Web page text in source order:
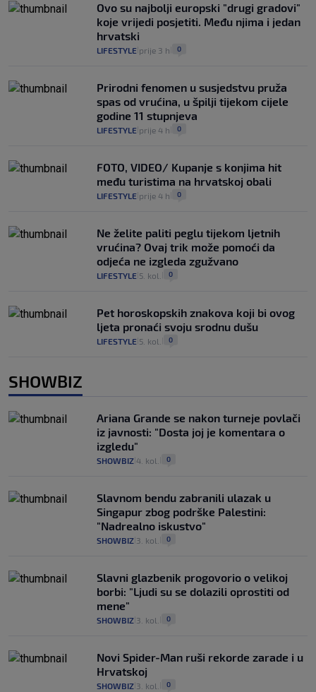
Ovo su najbolji europski "drugi gradovi"
koje vrijedi posjetiti. Među njima i jedan
hrvatski
LIFESTYLE prije 3 h 0
Prirodni fenomen u susjedstvu pruža
spas od vrućina, u špilji tijekom cijele
godine 11 stupnjeva
LIFESTYLE prije 4 h 0
FOTO, VIDEO/ Kupanje s konjima hit
među turistima na hrvatskoj obali
LIFESTYLE prije 4 h 0
Ne želite paliti peglu tijekom ljetnih
vrućina? Ovaj trik može pomoći da
odjeća ne izgleda zgužvano
LIFESTYLE 5. kol. 0
Pet horoskopskih znakova koji bi ovog
ljeta pronaći svoju srodnu dušu
LIFESTYLE 5. kol. 0
SHOWBIZ
Ariana Grande se nakon turneje povlači
iz javnosti: "Dosta joj je komentara o
izgledu"
SHOWBIZ 4. kol. 0
Slavnom bendu zabranili ulazak u
Singapur zbog podrške Palestini:
"Nadrealno iskustvo"
SHOWBIZ 3. kol. 0
Slavni glazbenik progovorio o velikoj
borbi: "Ljudi su se dolazili oprostiti od
mene"
SHOWBIZ 3. kol. 0
Novi Spider-Man ruši rekorde zarade i u
Hrvatskoj
SHOWBIZ 3. kol. 0